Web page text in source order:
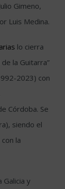
Gimeno,
Luis Medina.
lo cierra
la Guitarra”
2023) con
Córdoba. Se
siendo el
la
Galicia y